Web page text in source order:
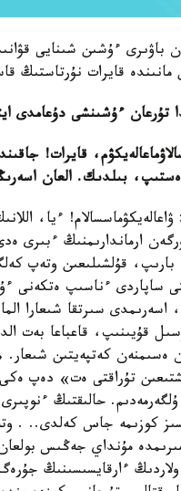
باۋىرى ءۇشىن شىنايى
قايرات نۇرتاستىڭ
تۇرعان ءۇشىنشى دۇعامدى
قايرات!
ەستىپ، بىلدىك. العان
ءيا،
ارماندارىمنىڭ
قۇلشىلىعىن وتەپ
ساپاردى ءناسىپ ەتكەنى
اسەرىمدى سىرتقا شىعارا
قۇيىنىپ، قاعباعا بەت
ەسىمنەن كەتپەيتىن شىعار.
تۇراقتى ەت» دەپ
حالىقتىڭ
كوزىمە جاس كەلدى.. . وتە
مۇنداي جەڭىس بولعان
ءارقايسىسىنىڭ